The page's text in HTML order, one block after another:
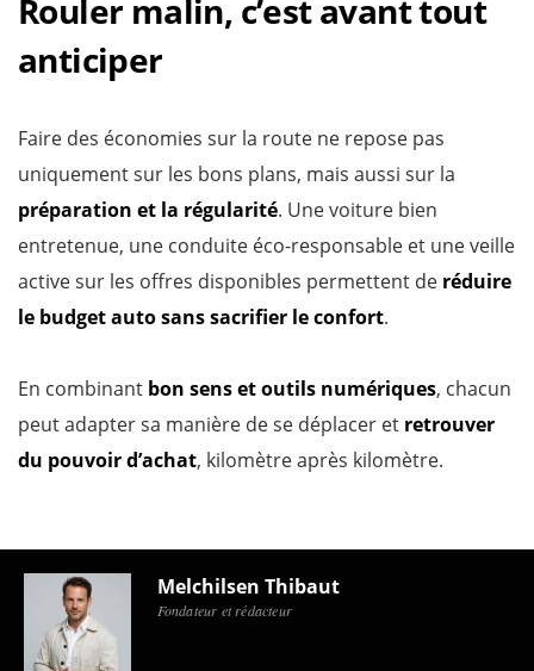
Rouler malin, c’est avant tout
anticiper
Faire des économies sur la route ne repose pas
uniquement sur les bons plans, mais aussi sur la
préparation et la régularité. Une voiture bien
entretenue, une conduite éco-responsable et une veille
active sur les offres disponibles permettent de réduire
le budget auto sans sacrifier le confort.
En combinant bon sens et outils numériques, chacun
peut adapter sa manière de se déplacer et retrouver
du pouvoir d’achat, kilomètre après kilomètre.
Melchilsen Thibaut
Fondateur et rédacteur